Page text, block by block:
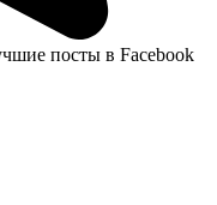
посты в Facebook